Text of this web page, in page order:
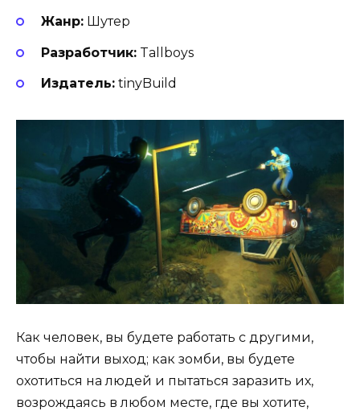
Жанр:Шутер
Разработчик:Tallboys
Издатель:tinyBuild
Как человек, вы будете работать с другими,
чтобы найти выход; как зомби, вы будете
охотиться на людей и пытаться заразить их,
возрождаясь в любом месте, где вы хотите,